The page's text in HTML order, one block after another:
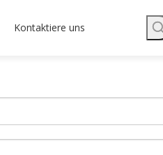
Kontaktiere uns